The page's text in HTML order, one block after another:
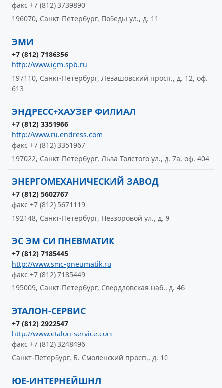
факс +7 (812) 3739890
196070, Санкт-Петербург, Победы ул., д. 11
ЭМИ
+7 (812) 7186356
http://www.igm.spb.ru
197110, Санкт-Петербург, Левашовский просп., д. 12, оф.
613
ЭНДРЕСС+ХАУЗЕР ФИЛИАЛ
+7 (812) 3351966
http://www.ru.endress.com
факс +7 (812) 3351967
197022, Санкт-Петербург, Льва Толстого ул., д. 7а, оф. 404
ЭНЕРГОМЕХАНИЧЕСКИЙ ЗАВОД
+7 (812) 5602767
факс +7 (812) 5671119
192148, Санкт-Петербург, Невзоровой ул., д. 9
ЭС ЭМ СИ ПНЕВМАТИК
+7 (812) 7185445
http://www.smc-pneumatik.ru
факс +7 (812) 7185449
195009, Санкт-Петербург, Свердловская наб., д. 4б
ЭТАЛОН-СЕРВИС
+7 (812) 2922547
http://www.etalon-service.com
факс +7 (812) 3248496
Санкт-Петербург, Б. Смоленский просп., д. 10
ЮЕ-ИНТЕРНЕЙШНЛ